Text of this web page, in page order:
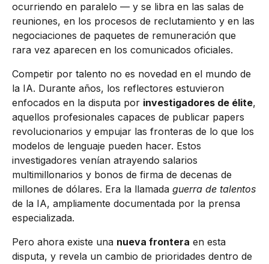
ocurriendo en paralelo — y se libra en las salas de
reuniones, en los procesos de reclutamiento y en las
negociaciones de paquetes de remuneración que
rara vez aparecen en los comunicados oficiales.
Competir por talento no es novedad en el mundo de
la IA. Durante años, los reflectores estuvieron
enfocados en la disputa por investigadores de élite,
aquellos profesionales capaces de publicar papers
revolucionarios y empujar las fronteras de lo que los
modelos de lenguaje pueden hacer. Estos
investigadores venían atrayendo salarios
multimillonarios y bonos de firma de decenas de
millones de dólares. Era la llamada guerra de talentos
de la IA, ampliamente documentada por la prensa
especializada.
Pero ahora existe una nueva frontera en esta
disputa, y revela un cambio de prioridades dentro de